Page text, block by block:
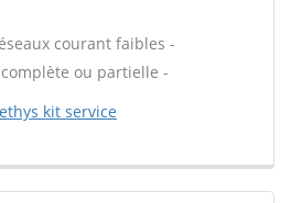
courant faibles -
ou partielle -
kit service